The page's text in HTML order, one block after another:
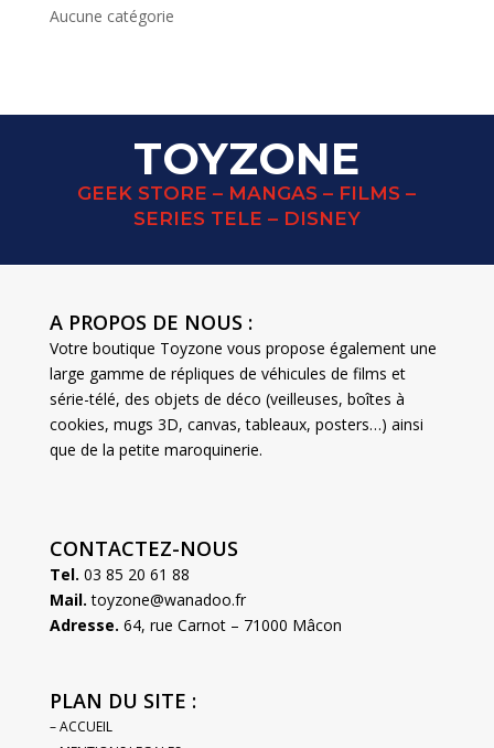
Aucune catégorie
TOYZONE
GEEK STORE – MANGAS – FILMS –
SERIES TELE – DISNEY
A PROPOS DE NOUS :
Votre boutique Toyzone vous propose également une
large gamme de répliques de véhicules de films et
série-télé, des objets de déco (veilleuses, boîtes à
cookies, mugs 3D, canvas, tableaux, posters…) ainsi
que de la petite maroquinerie.
CONTACTEZ-NOUS
Tel. 03 85 20 61 88
Mail. toyzone@wanadoo.fr
Adresse. 64, rue Carnot – 71000 Mâcon
PLAN DU SITE :
– ACCUEIL